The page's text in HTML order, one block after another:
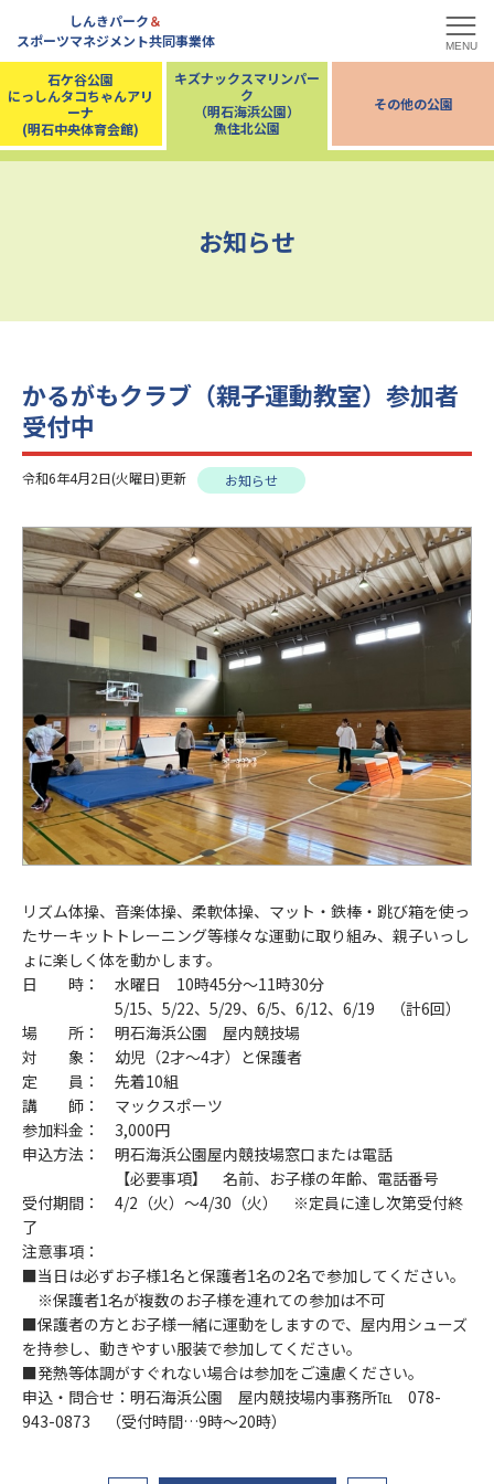
しんきパーク＆
スポーツマネジメント共同事業体
MENU
石ケ谷公園
にっしんタコちゃんアリ
ーナ
(明石中央体育会館)
キズナックスマリンパー
ク
（明石海浜公園）
魚住北公園
その他の公園
お知らせ
かるがもクラブ（親子運動教室）参加者
受付中
令和6年4月2日(火曜日)更新 お知らせ
リズム体操、音楽体操、柔軟体操、マット・鉄棒・跳び箱を使っ
たサーキットトレーニング等様々な運動に取り組み、親子いっし
ょに楽しく体を動かします。
日 時： 水曜日 10時45分～11時30分
5/15、5/22、5/29、6/5、6/12、6/19 （計6回）
場 所： 明石海浜公園 屋内競技場
対 象： 幼児（2才～4才）と保護者
定 員： 先着10組
講 師： マックスポーツ
参加料金： 3,000円
申込方法： 明石海浜公園屋内競技場窓口または電話
【必要事項】 名前、お子様の年齢、電話番号
受付期間： 4/2（火）～4/30（火） ※定員に達し次第受付終
了
注意事項：
■当日は必ずお子様1名と保護者1名の2名で参加してください。
※保護者1名が複数のお子様を連れての参加は不可
■保護者の方とお子様一緒に運動をしますので、屋内用シューズ
を持参し、動きやすい服装で参加してください。
■発熱等体調がすぐれない場合は参加をご遠慮ください。
申込・問合せ：明石海浜公園 屋内競技場内事務所℡ 078-
943-0873 （受付時間…9時～20時）